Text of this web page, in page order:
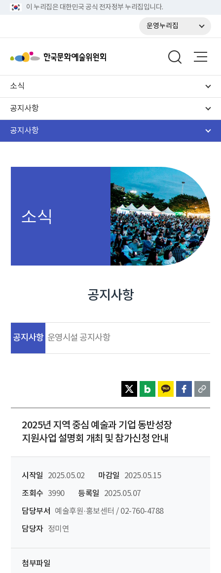
이 누리집은 대한민국 공식 전자정부 누리집입니다.
운영누리집
소식
공지사항
공지사항
소식
공지사항
공지사항 운영시설 공지사항
2025년 지역 중심 예술과 기업 동반성장
지원사업 설명회 개최 및 참가신청 안내
시작일 2025.05.02 마감일
2025.05.15
조회수 3990 등록일
2025.05.07
담당부서
예술후원·홍보센터 / 02-760-4788
담당자 정미연
첨부파일